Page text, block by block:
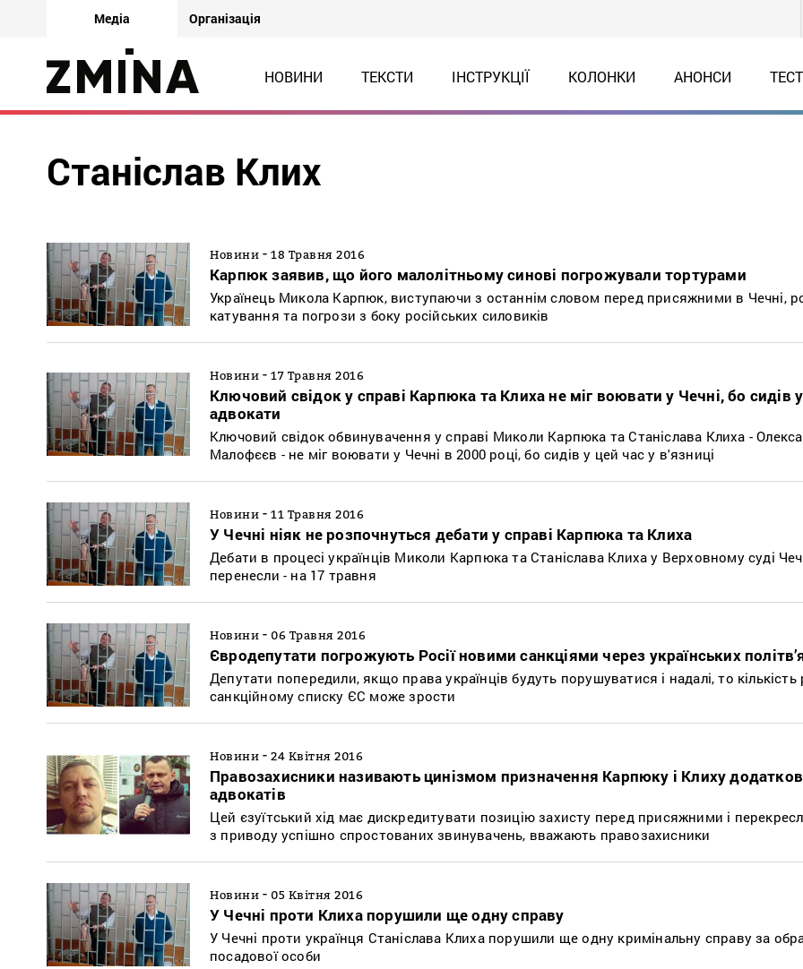
Медіа Організація
НОВИНИ ТЕКСТИ ІНСТРУКЦІЇ КОЛОНКИ АНОНСИ
Станіслав Клих
Новини - 18 Травня 2016
Карпюк заявив, що його малолітньому синові погрожували тортурами
Українець Микола Карпюк, виступаючи з останнім словом перед присяжними в Чечні,
катування та погрози з боку російських силовиків
Новини - 17 Травня 2016
Ключовий свідок у справі Карпюка та Клиха не міг воювати у Чечні, бо сидів у
адвокати
Ключовий свідок обвинувачення у справі Миколи Карпюка та Станіслава Клиха -
Малофєєв - не міг воювати у Чечні в 2000 році, бо сидів у цей час у в'язниці
Новини - 11 Травня 2016
У Чечні ніяк не розпочнуться дебати у справі Карпюка та Клиха
Дебати в процесі українців Миколи Карпюка та Станіслава Клиха у Верховному суді
перенесли - на 17 травня
Новини - 06 Травня 2016
Євродепутати погрожують Росії новими санкціями через українських
Депутати попередили, якщо права українців будуть порушуватися і надалі, то кількість
санкційному списку ЄС може зрости
Новини - 24 Квітня 2016
Правозахисники називають цинізмом призначення Карпюку і Клиху
адвокатів
Цей єзуїтський хід має дискредитувати позицію захисту перед присяжними і
з приводу успішно спростованих звинувачень, вважають правозахисники
Новини - 05 Квітня 2016
У Чечні проти Клиха порушили ще одну справу
У Чечні проти українця Станіслава Клиха порушили ще одну кримінальну справу за
посадової особи